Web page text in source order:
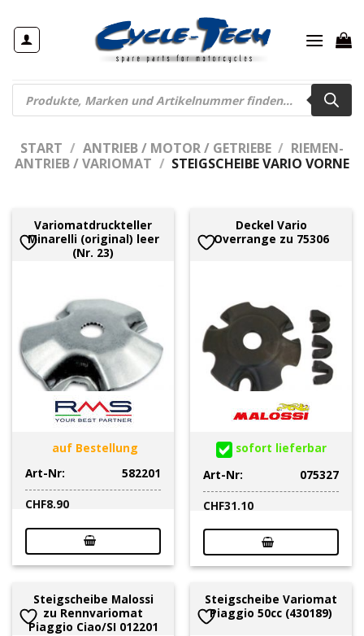
Inhalt
springen
Products
search
START / ANTRIEB / MOTOR / GETRIEBE / RIEMEN-
ANTRIEB / VARIOMAT / STEIGSCHEIBE VARIO VORNE
Variomatdruckteller
Minarelli (original) leer
(Nr. 23)
auf Bestellung
Art-Nr:
582201
CHF8.90
Deckel Vario
Overrange zu 75306
sofort lieferbar
Art-Nr:
075327
CHF31.10
Steigscheibe Malossi
zu Rennvariomat
Piaggio Ciao/SI 012201
Steigscheibe Variomat
Piaggio 50cc (430189)